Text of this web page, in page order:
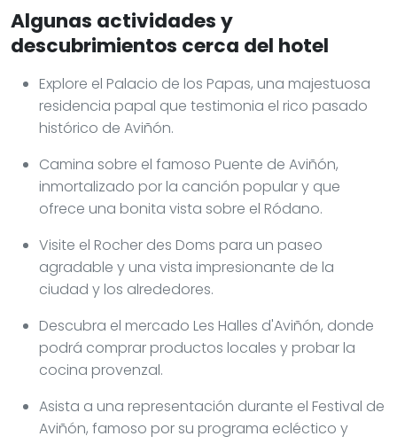
Algunas actividades y
descubrimientos cerca del hotel
Explore el Palacio de los Papas, una majestuosa
residencia papal que testimonia el rico pasado
histórico de Aviñón.
Camina sobre el famoso Puente de Aviñón,
inmortalizado por la canción popular y que
ofrece una bonita vista sobre el Ródano.
Visite el Rocher des Doms para un paseo
agradable y una vista impresionante de la
ciudad y los alrededores.
Descubra el mercado Les Halles d'Aviñón, donde
podrá comprar productos locales y probar la
cocina provenzal.
Asista a una representación durante el Festival de
Aviñón, famoso por su programa ecléctico y